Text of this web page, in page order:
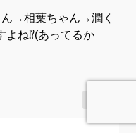
→相葉ちゃん→潤く
ね⁉︎(あってるか